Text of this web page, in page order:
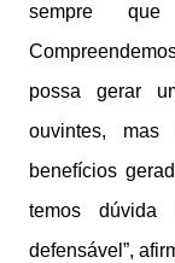
sempre
possa gerar
ouvintes, mas
benefícios
temos
defensável”,